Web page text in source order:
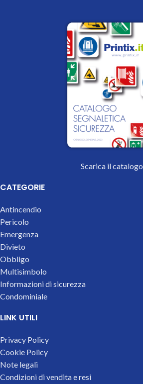
Scarica il catalogo
CATEGORIE
Antincendio
Pericolo
Emergenza
Divieto
Obbligo
Multisimbolo
Informazioni di sicurezza
Condominiale
LINK UTILI
Privacy Policy
Cookie Policy
Note legali
Condizioni di vendita e resi